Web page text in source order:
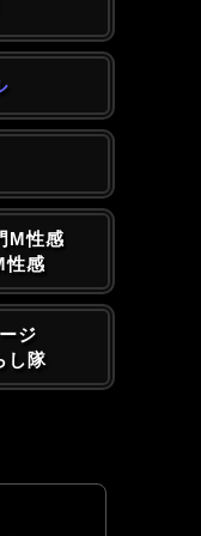
M性感
性感
ジ
し隊